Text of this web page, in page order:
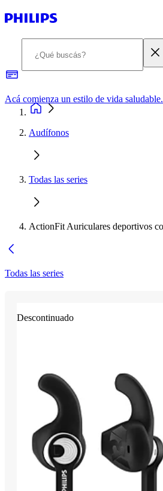
Audífonos
Todas las series
ActionFit Auriculares deportivos
Todas las series
Descontinuado